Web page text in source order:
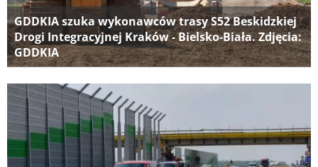
GDDKIA szuka wykonawców trasy S52 Beskidzkiej
Drogi Integracyjnej Kraków - Bielsko-Biała. Zdjęcia:
GDDKIA